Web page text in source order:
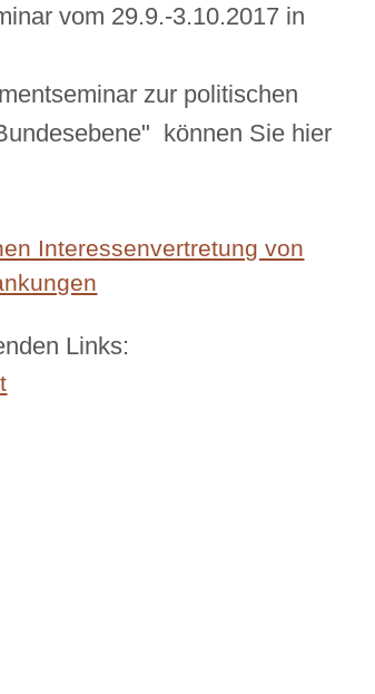
vom 29.9.-3.10.2017 in
zur politischen
können Sie hier
Interessenvertretung von
Links: